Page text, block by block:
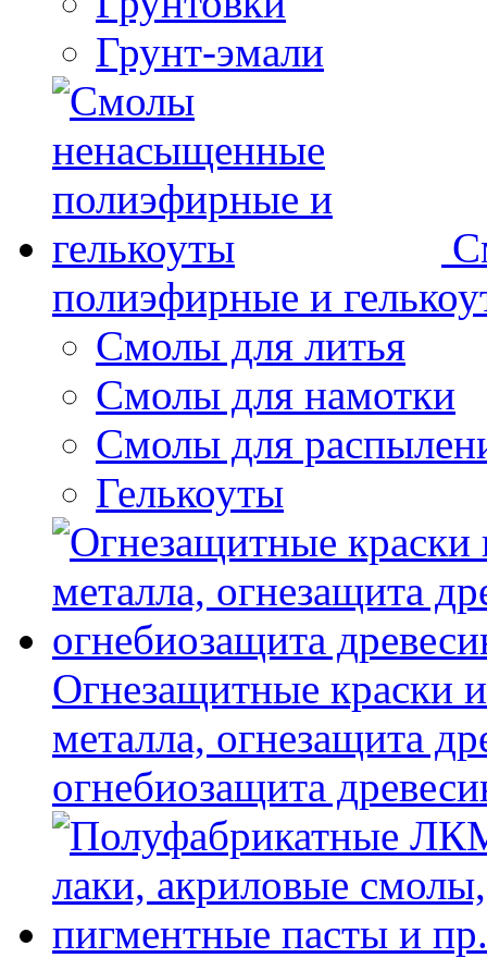
Грунт-эмали
полиэфирные и
Смолы для литья
Смолы для намотки
Смолы для
Гелькоуты
Огнезащитные краски
металла, огнезащита
огнебиозащита